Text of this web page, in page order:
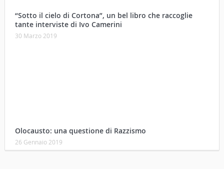
“Sotto il cielo di Cortona”, un bel libro che raccoglie
tante interviste di Ivo Camerini
30 Marzo 2019
Olocausto: una questione di Razzismo
26 Gennaio 2019